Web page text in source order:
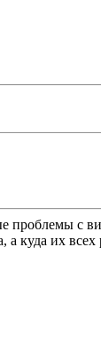
проблемы с
их всех